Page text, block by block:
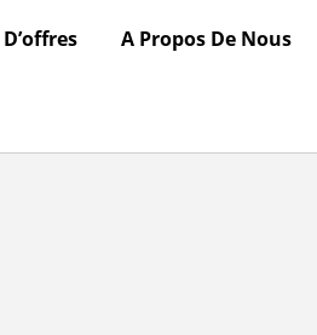
A Propos De Nous